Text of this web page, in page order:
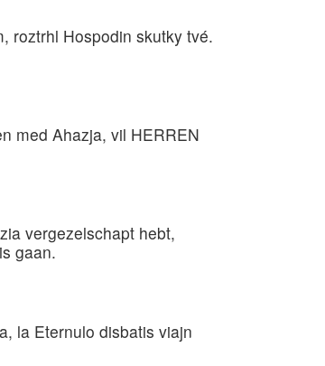
roztrhl Hospodin skutky tvé.
med Ahazja, vil HERREN
vergezelschapt hebt,
gaan.
la Eternulo disbatis viajn